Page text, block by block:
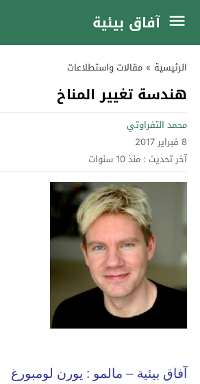
آفاق بيئية
الرئيسية » مقالات واستطلاعات
هندسة تغيير المناخ
محمد التفراوتي
8 فبراير 2017
آخر تحديث : منذ 10 سنوات
آفاق بيئية – مالمو : يورن لومبورغ